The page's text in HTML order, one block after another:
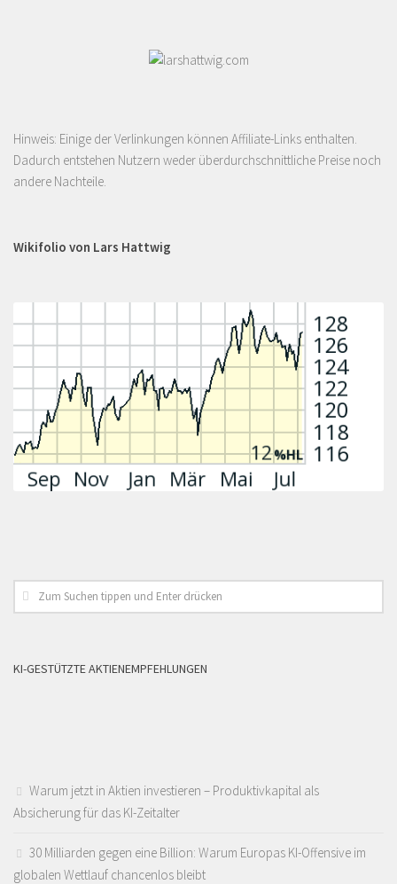
Hinweis: Einige der Verlinkungen können Affiliate-Links enthalten.
Dadurch entstehen Nutzern weder überdurchschnittliche Preise noch
andere Nachteile.
Wikifolio von Lars Hattwig
KI-GESTÜTZTE AKTIENEMPFEHLUNGEN
Warum jetzt in Aktien investieren – Produktivkapital als
Absicherung für das KI-Zeitalter
30 Milliarden gegen eine Billion: Warum Europas KI-Offensive im
globalen Wettlauf chancenlos bleibt